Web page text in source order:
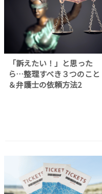
「訴えたい！」と思った
ら…整理すべき３つのこと
＆弁護士の依頼方法2